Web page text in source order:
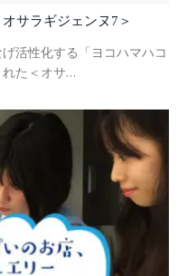
サラギジェンヌ7＞
活性化する「ヨコハマハコ
れた＜オサ…